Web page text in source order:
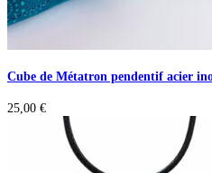
Cube de Métatron pendentif acier
25,00 €